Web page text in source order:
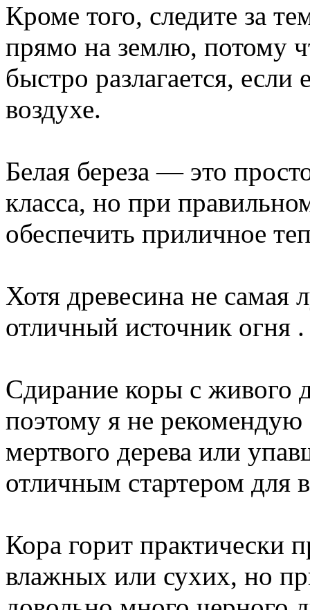
Кроме того, следите за
прямо на землю, потому
быстро разлагается,
воздухе.
Белая береза ​​— это
класса, но при
обеспечить приличное
Хотя древесина не
отличный источник огня .
Сдирание коры с живого
поэтому я не рекомендую
мертвого дерева или
отличным стартером для
Кора горит практически
влажных или сухих, но